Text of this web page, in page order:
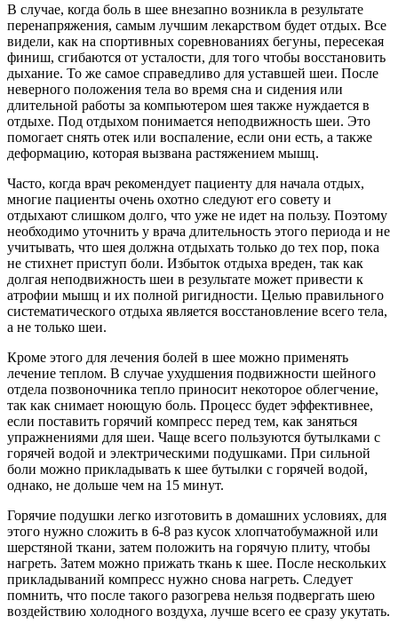
В случае, когда боль в шее внезапно возникла в результате
перенапряжения, самым лучшим лекарством будет отдых. Все
видели, как на спортивных соревнованиях бегуны, пересекая
финиш, сгибаются от усталости, для того чтобы восстановить
дыхание. То же самое справедливо для уставшей шеи. После
неверного положения тела во время сна и сидения или
длительной работы за компьютером шея также нуждается в
отдыхе. Под отдыхом понимается неподвижность шеи. Это
помогает снять отек или воспаление, если они есть, а также
деформацию, которая вызвана растяжением мышц.
Часто, когда врач рекомендует пациенту для начала отдых,
многие пациенты очень охотно следуют его совету и
отдыхают слишком долго, что уже не идет на пользу. Поэтому
необходимо уточнить у врача длительность этого периода и не
учитывать, что шея должна отдыхать только до тех пор, пока
не стихнет приступ боли. Избыток отдыха вреден, так как
долгая неподвижность шеи в результате может привести к
атрофии мышц и их полной ригидности. Целью правильного
систематического отдыха является восстановление всего тела,
а не только шеи.
Кроме этого для лечения болей в шее можно применять
лечение теплом. В случае ухудшения подвижности шейного
отдела позвоночника тепло приносит некоторое облегчение,
так как снимает ноющую боль. Процесс будет эффективнее,
если поставить горячий компресс перед тем, как заняться
упражнениями для шеи. Чаще всего пользуются бутылками с
горячей водой и электрическими подушками. При сильной
боли можно прикладывать к шее бутылки с горячей водой,
однако, не дольше чем на 15 минут.
Горячие подушки легко изготовить в домашних условиях, для
этого нужно сложить в 6-8 раз кусок хлопчатобумажной или
шерстяной ткани, затем положить на горячую плиту, чтобы
нагреть. Затем можно прижать ткань к шее. После нескольких
прикладываний компресс нужно снова нагреть. Следует
помнить, что после такого разогрева нельзя подвергать шею
воздействию холодного воздуха, лучше всего ее сразу укутать.